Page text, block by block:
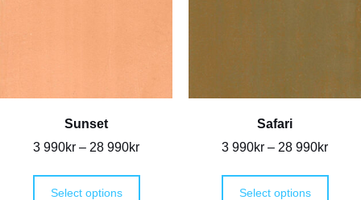
Sunset
3 990kr – 28 990kr
Select options
Safari
3 990kr – 28 990kr
Select options